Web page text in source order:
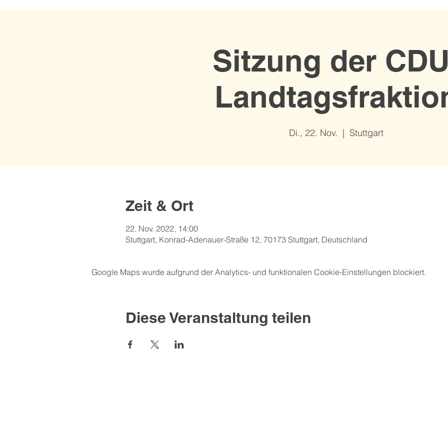
Sitzung der
Di., 22. Nov.
  |
Stuttgart
Zeit & Ort
22. Nov. 2022, 14:00
Stuttgart, Konrad-Adenauer-Straße 12, 70173 Stuttgart, Deutschland
Google Maps wurde aufgrund der Analytics- und funktionalen Cookie-Einstellungen blockiert.
Diese Veranstaltung teilen